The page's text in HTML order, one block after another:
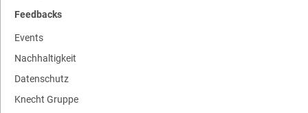
Feedbacks
Events
Nachhaltigkeit
Datenschutz
Knecht Gruppe